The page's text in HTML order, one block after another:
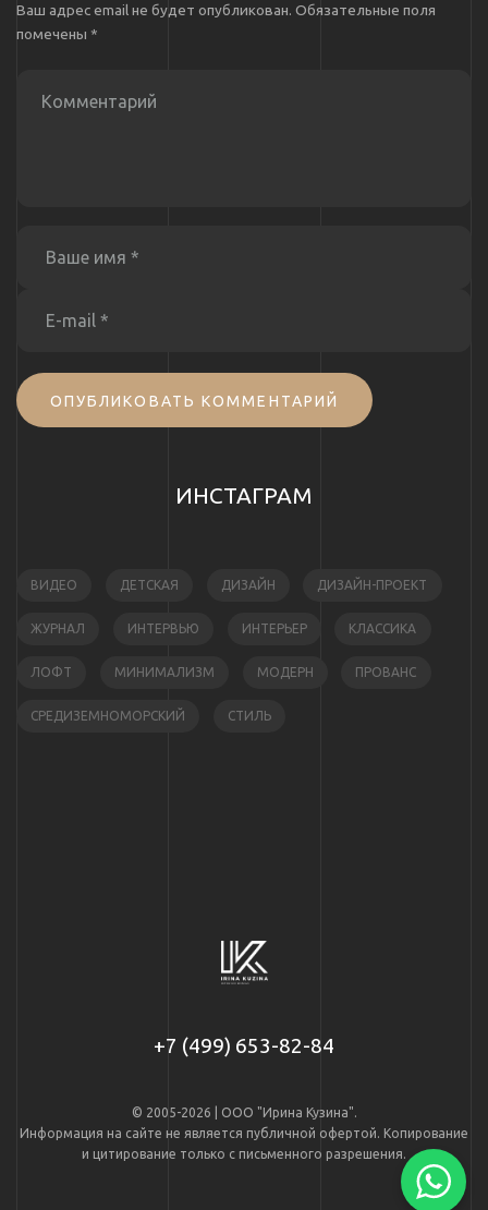
Ваш адрес email не будет опубликован. Обязательные поля
помечены *
ОПУБЛИКОВАТЬ КОММЕНТАРИЙ
ИНСТАГРАМ
ВИДЕО ДЕТСКАЯ ДИЗАЙН ДИЗАЙН-ПРОЕКТ
ЖУРНАЛ ИНТЕРВЬЮ ИНТЕРЬЕР КЛАССИКА
ЛОФТ МИНИМАЛИЗМ МОДЕРН ПРОВАНС
СРЕДИЗЕМНОМОРСКИЙ СТИЛЬ
+7 (499) 653-82-84
© 2005-2026 | ООО "Ирина Кузина".
Информация на сайте не является публичной офертой. Копирование
и цитирование только с письменного разрешения.